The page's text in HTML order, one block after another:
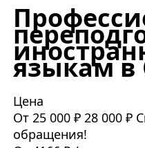
языкам в
Цена
От 25 000 ₽ 28 000 ₽
обращения!